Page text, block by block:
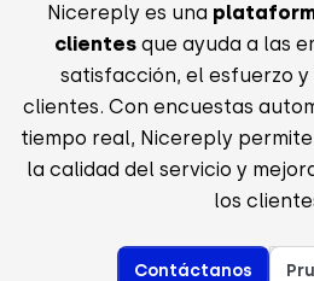
Nicereply es una
clientesque ayuda a las
satisfacción, el esfuerzo
clientes. Con encuestas
tiempo real, Nicereply
la calidad del servicio y
los
Contáctanos